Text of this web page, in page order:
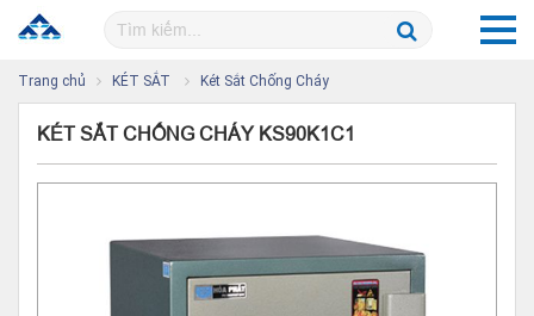
Trang chủ KÉT SẮT Két Sắt Chống Cháy
KÉT SẮT CHỐNG CHÁY KS90K1C1